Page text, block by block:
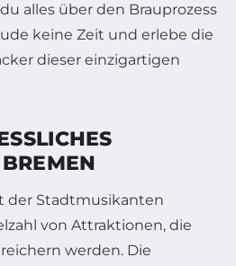
alles über den Brauprozess
keine Zeit und erlebe die
dieser einzigartigen
der Stadtmusikanten
von Attraktionen, die
werden. Die